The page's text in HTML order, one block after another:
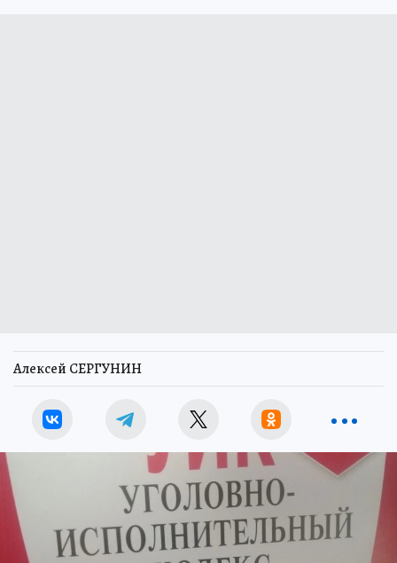
Алексей СЕРГУНИН